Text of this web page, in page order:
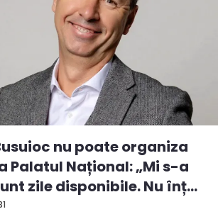
nu poate organiza
Palatul Național: „Mi s-a
zile disponibile. Nu înț...